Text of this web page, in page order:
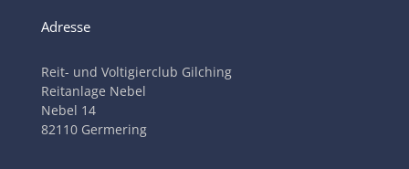
Adresse
Reit- und Voltigierclub Gilching
Reitanlage Nebel
Nebel 14
82110 Germering